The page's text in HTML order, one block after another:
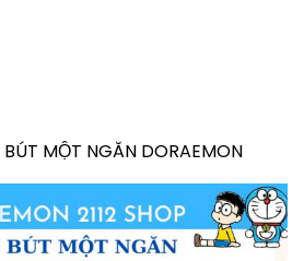
BÚT MỘT NGĂN DORAEMON